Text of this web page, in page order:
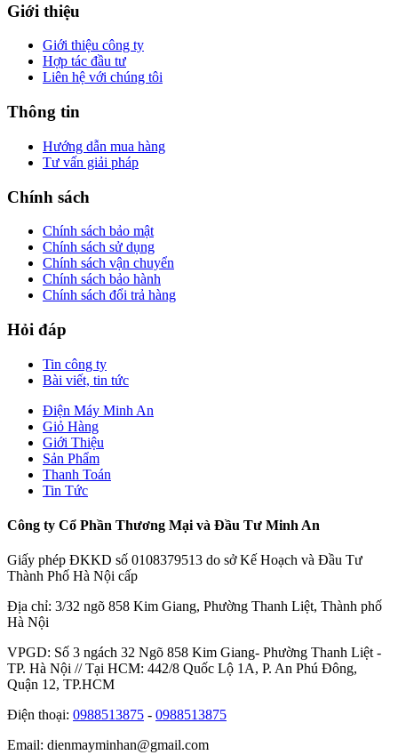
Giới thiệu
Giới thiệu công ty
Hợp tác đầu tư
Liên hệ với chúng tôi
Thông tin
Hướng dẫn mua hàng
Tư vấn giải pháp
Chính sách
Chính sách bảo mật
Chính sách sử dụng
Chính sách vận chuyển
Chính sách bảo hành
Chính sách đổi trả hàng
Hỏi đáp
Tin công ty
Bài viết, tin tức
Điện Máy Minh An
Giỏ Hàng
Giới Thiệu
Sản Phẩm
Thanh Toán
Tin Tức
Công ty Cổ Phần Thương Mại và Đầu Tư Minh An
Giấy phép ĐKKD số 0108379513 do sở Kế Hoạch và Đầu Tư
Thành Phố Hà Nội cấp
Địa chỉ: 3/32 ngõ 858 Kim Giang, Phường Thanh Liệt, Thành phố
Hà Nội
VPGD: Số 3 ngách 32 Ngõ 858 Kim Giang- Phường Thanh Liệt -
TP. Hà Nội // Tại HCM: 442/8 Quốc Lộ 1A, P. An Phú Đông,
Quận 12, TP.HCM
Điện thoại: 0988513875 - 0988513875
Email: dienmayminhan@gmail.com